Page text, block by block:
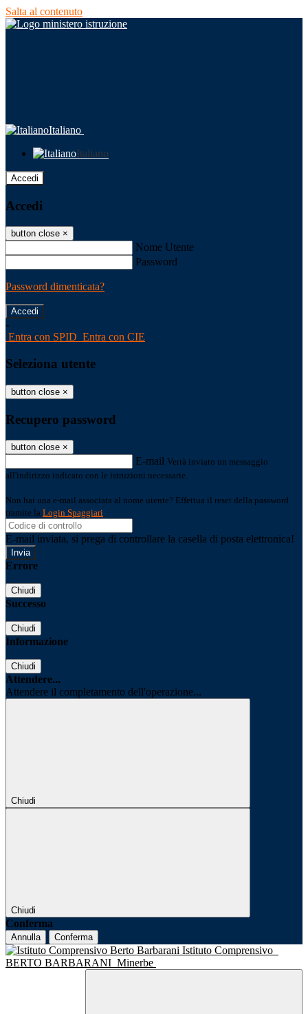
Salta al contenuto
Italiano
Italiano
Accedi
Accedi
button close ×
Nome Utente
Password
Password dimenticata?
-
Entra con SPID Entra con CIE
Seleziona utente
button close ×
Recupero password
button close ×
E-mail Verrà inviato un messaggio
all'indirizzo indicato con le istruzioni necessarie.
Non hai una e-mail associata al nome utente? Effettua il reset della password
tramite la Login Spaggiari
E-mail inviata, si prega di controllare la casella di posta elettronica!
Errore
Chiudi
Successo
Chiudi
Informazione
Chiudi
Attendere...
Attendere il completamento dell'operazione...
Chiudi
Chiudi
Conferma
Annulla Conferma
Istituto Comprensivo
BERTO BARBARANI Minerbe